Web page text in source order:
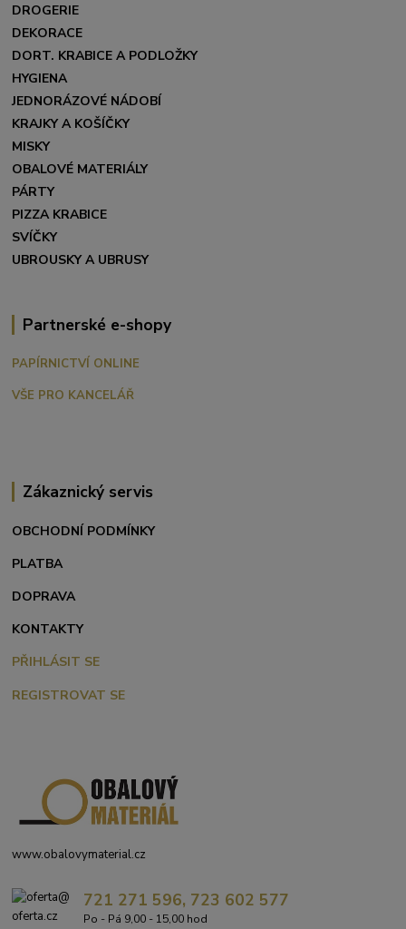
DROGERIE
DEKORACE
DORT. KRABICE A PODLOŽKY
HYGIENA
JEDNORÁZOVÉ NÁDOBÍ
KRAJKY A KOŠÍČKY
MISKY
OBALOVÉ MATERIÁLY
PÁRTY
PIZZA KRABICE
SVÍČKY
UBROUSKY A UBRUSY
Partnerské e-shopy
PAPÍRNICTVÍ ONLINE
VŠE PRO KANCELÁŘ
Zákaznický servis
OBCHODNÍ PODMÍNKY
PLATBA
DOPRAVA
KONTAKTY
PŘIHLÁSIT SE
REGISTROVAT SE
www.obalovymaterial.cz
721 271 596, 723 602 577
Po - Pá 9,00 - 15,00 hod